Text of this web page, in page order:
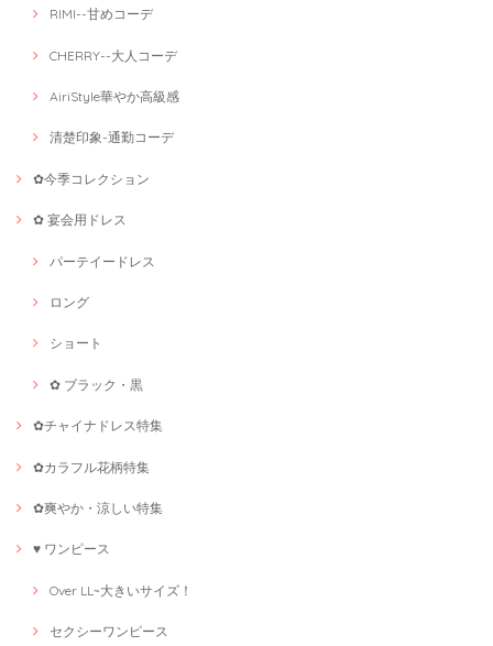
RIMI--甘めコーデ
CHERRY--大人コーデ
AiriStyle華やか高級感
清楚印象-通勤コーデ
✿今季コレクション
✿ 宴会用ドレス
パーテイードレス
ロング
ショート
✿ ブラック・黒
✿チャイナドレス特集
✿カラフル花柄特集
✿爽やか・涼しい特集
♥ ワンピース
Over LL~大きいサイズ！
セクシーワンピース